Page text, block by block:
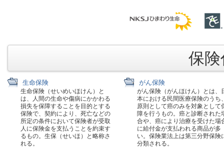
保
生命保険
生命保険（せいめいほけん）と
は、人間の生命や傷病にかかわる
損失を保障することを目的とする
保険で、契約により、死亡などの
所定の条件において保険者が受取
人に保険金を支払うことを約束す
るもの。生保（せいほ）と略称さ
れる。
がん保険
がん保険（がんほけん）とは、
本における民間医療保険のうち
原則として癌のみを対象として
障を行うもの。癌と診断された
合や、癌により治療を受けた場
に給付金が支払われる商品が多
い。保険業法上は第三分野保険
分類される。